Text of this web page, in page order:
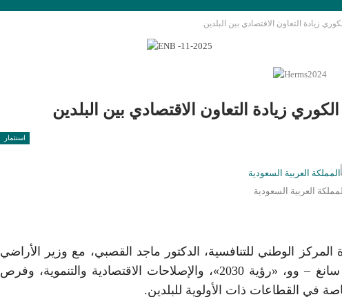
زيادة التعاون الاقتصادي بين البلدين
زيادة التعاون الاقتصادي بين البلدين
استثمار
المملكة العربية السعودية
الوطني للتنافسية، الدكتور ماجد القصبي، مع وزير الأراضي
والبنية التحتية والنقل بكوريا الجنوبية، الدكتور بارك سانغ – وو، «رؤية 2030»، والإصلاحات الاقتصادية والتنموية، وفرص
خاصة في القطاعات ذات الأولوية للبلدين.